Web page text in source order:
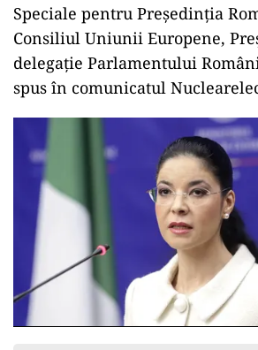
Speciale pentru Președinția
Consiliul Uniunii Europene,
delegație Parlamentului
spus în comunicatul